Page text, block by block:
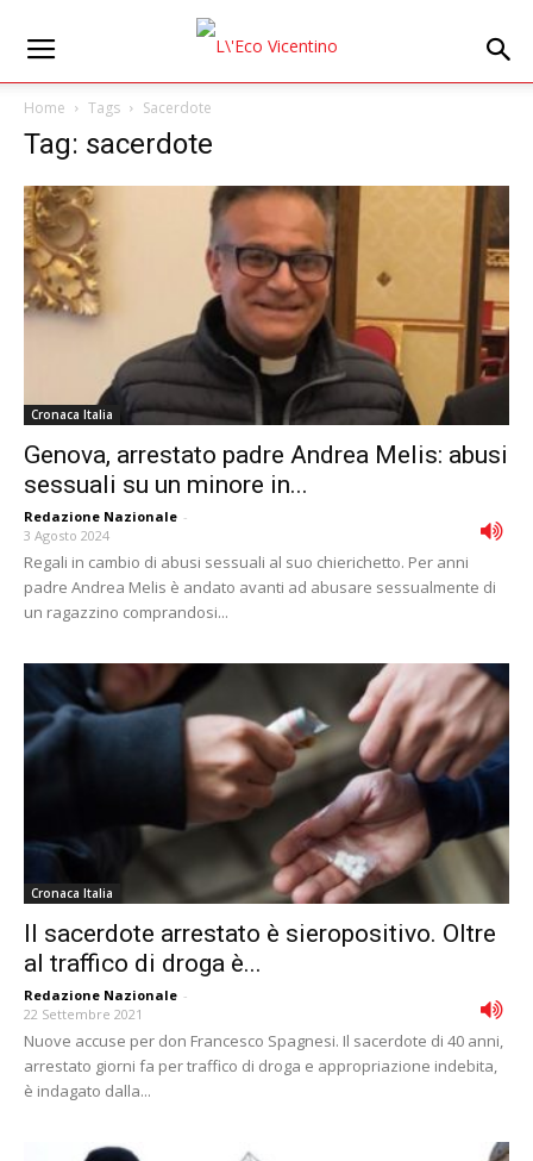
Home Tags Sacerdote
Tag: sacerdote
Cronaca Italia
Genova, arrestato padre Andrea Melis: abusi
sessuali su un minore in...
Redazione Nazionale -
3 Agosto 2024
Regali in cambio di abusi sessuali al suo chierichetto. Per anni
padre Andrea Melis è andato avanti ad abusare sessualmente di
un ragazzino comprandosi...
Cronaca Italia
Il sacerdote arrestato è sieropositivo. Oltre
al traffico di droga è...
Redazione Nazionale -
22 Settembre 2021
Nuove accuse per don Francesco Spagnesi. Il sacerdote di 40 anni,
arrestato giorni fa per traffico di droga e appropriazione indebita,
è indagato dalla...